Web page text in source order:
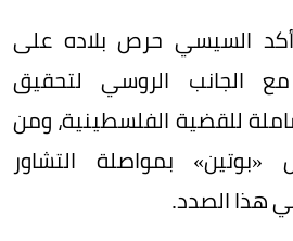
السيسي حرص بلاده على
الجانب الروسي لتحقيق
للقضية الفلسطينية، ومن
«بوتين» بمواصلة التشاور
هذا الصدد.